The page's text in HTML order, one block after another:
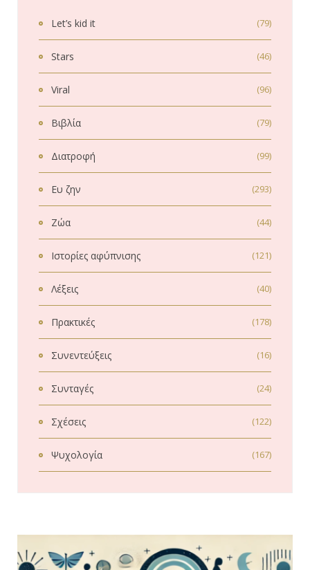
Let’s kid it (79)
Stars (46)
Viral (96)
Βιβλία (79)
Διατροφή (99)
Ευ ζην (293)
Ζώα (44)
Ιστορίες αφύπνισης (121)
Λέξεις (40)
Πρακτικές (178)
Συνεντεύξεις (16)
Συνταγές (24)
Σχέσεις (122)
Ψυχολογία (167)